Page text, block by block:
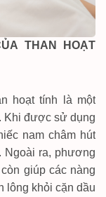
THAN HOẠT
hoạt tính là một
Khi được sử dụng
nam châm hút
Ngoài ra, phương
giúp các nàng
lông khỏi cặn dầu